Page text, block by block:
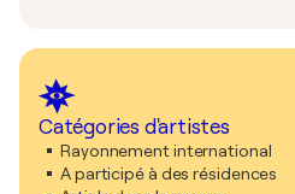
Catégories d'artistes
Rayonnement international
A participé à des résidences